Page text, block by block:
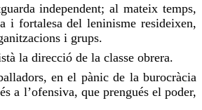
independent; al mateix temps,
i fortalesa del leninisme resideixen,
i grups.
la direcció de la classe obrera.
en el pànic de la burocràcia
a l’ofensiva, que prengués el poder,